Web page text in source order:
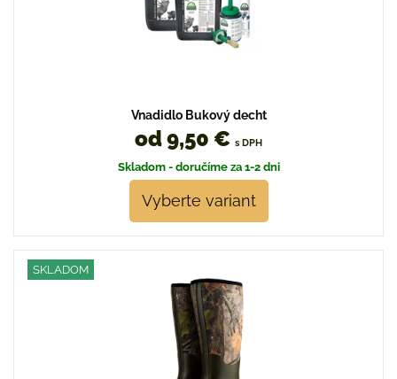
Vnadidlo Bukový decht
od 9,50 € s DPH
Skladom - doručíme za 1-2 dni
Vyberte variant
SKLADOM